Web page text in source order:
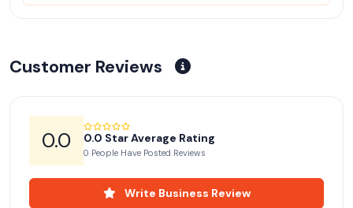
Customer Reviews
0.0 0.0 Star Average Rating
0 People Have Posted Reviews
Write Business Review